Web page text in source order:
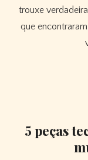
trouxe
que
5 peças